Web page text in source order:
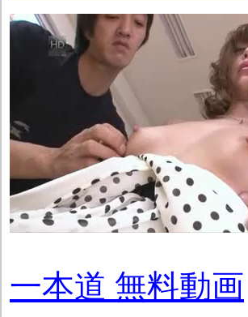
一本道 無料動画